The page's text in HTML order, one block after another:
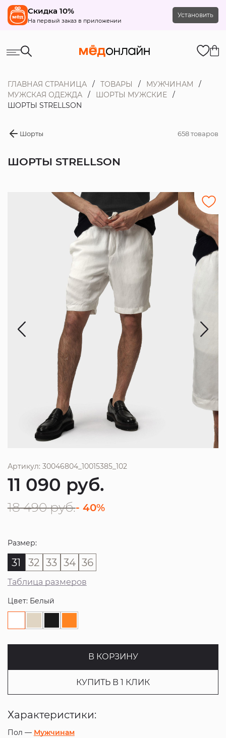
Скидка 10%
На первый заказ в приложении
Установить
ГЛАВНАЯ СТРАНИЦА ТОВАРЫ
МУЖЧИНАМ
МУЖСКАЯ ОДЕЖДА
ШОРТЫ МУЖСКИЕ
ШОРТЫ STRELLSON
Шорты 658 товаров
ШОРТЫ STRELLSON
Артикул: 30046804_10015385_102
11 090 руб.
18 490 руб.- 40%
Размер:
31 32 33 34 36
Таблица размеров
Цвет: Белый
В КОРЗИНУ
КУПИТЬ В 1 КЛИК
Характеристики:
Пол — Мужчинам